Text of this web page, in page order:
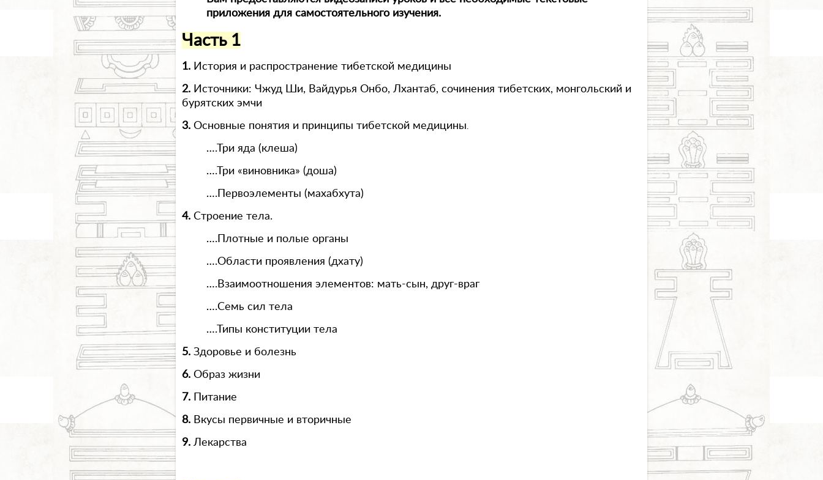
приложения для самостоятельного изучения.
Часть 1
1. История и распространение тибетской медицины
2. Источники: Чжуд Ши, Вайдурья Онбо, Лхантаб, сочинения тибетских, монгольский и
бурятских эмчи
3. Основные понятия и принципы тибетской медицины.
….Три яда (клеша)
….Три «виновника» (доша)
….Первоэлементы (махабхута)
4. Строение тела.
….Плотные и полые органы
….Области проявления (дхату)
….Взаимоотношения элементов: мать-сын, друг-враг
….Семь сил тела
….Типы конституции тела
5. Здоровье и болезнь
6. Образ жизни
7. Питание
8. Вкусы первичные и вторичные
9. Лекарства